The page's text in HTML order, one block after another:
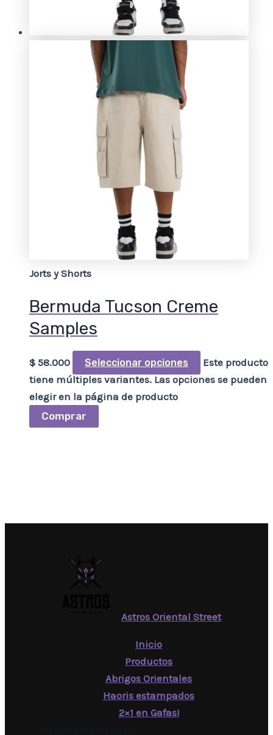
Jorts y Shorts
Bermuda Tucson Creme
Samples
$ 58.000 Seleccionar opciones
Este producto
tiene múltiples variantes. Las opciones se pueden
elegir en la página de producto
Comprar
Astros Oriental Street
Inicio
Productos
Abrigos Orientales
Haoris estampados
2×1 en Gafas!